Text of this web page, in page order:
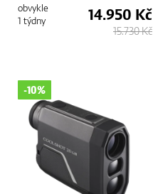
obvykle
1 týdny
14.950 Kč
15.730 Kč
-10%